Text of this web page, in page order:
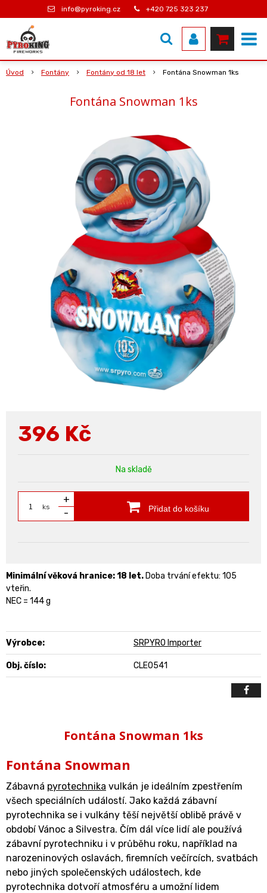
info@pyroking.cz +420 725 323 237
Úvod Fontány Fontány od 18 let Fontána Snowman 1ks
Fontána Snowman 1ks
396 Kč
Na skladě
ks
+
-
Přidat do košíku
Minimální věková hranice: 18 let. Doba trvání efektu: 105
vteřin.
NEC = 144 g
Výrobce: SRPYRO Importer
Obj. číslo: CLE0541
Fontána Snowman 1ks
Fontána Snowman
Zábavná pyrotechnika vulkán je ideálním zpestřením
všech speciálních událostí. Jako každá zábavní
pyrotechnika se i vulkány těší největší oblibě právě v
období Vánoc a Silvestra. Čím dál více lidí ale používá
zábavní pyrotechniku i v průběhu roku, například na
narozeninových oslavách, firemních večírcích, svatbách
nebo jiných společenských událostech, kde
pyrotechnika dotvoří atmosféru a umožní lidem